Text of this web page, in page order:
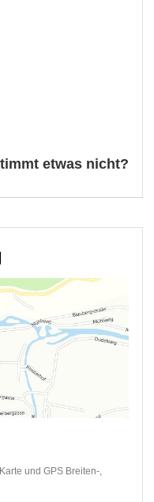
etwas nicht?
und GPS Breiten-,